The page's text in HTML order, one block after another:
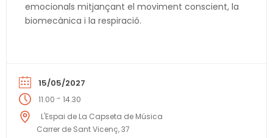
emocionals mitjançant el moviment conscient, la
biomecànica i la respiració.
15/05/2027
11.00 - 14.30
L'Espai de La Capseta de Música
Carrer de Sant Vicenç, 37